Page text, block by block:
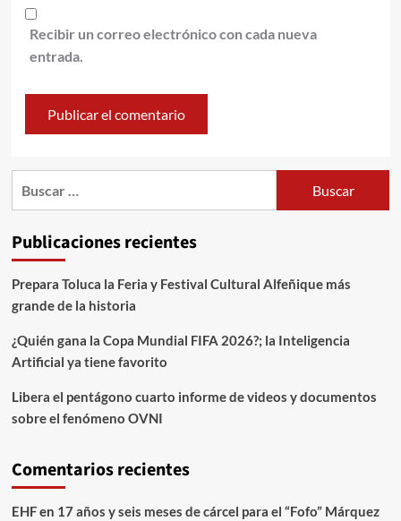
Recibir un correo electrónico con cada nueva
entrada.
Publicaciones recientes
Prepara Toluca la Feria y Festival Cultural Alfeñique más
grande de la historia
¿Quién gana la Copa Mundial FIFA 2026?; la Inteligencia
Artificial ya tiene favorito
Libera el pentágono cuarto informe de videos y documentos
sobre el fenómeno OVNI
Comentarios recientes
EHFen 17 años y seis meses de cárcel para el “Fofo” Márquez